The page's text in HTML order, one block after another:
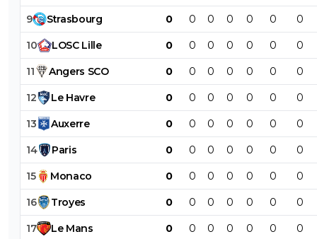
9 Strasbourg 0 0 0 0 0 0 0
10 LOSC Lille 0 0 0 0 0 0 0
11 Angers SCO 0 0 0 0 0 0 0
12 Le Havre 0 0 0 0 0 0 0
13 Auxerre 0 0 0 0 0 0 0
14 Paris 0 0 0 0 0 0 0
15 Monaco 0 0 0 0 0 0 0
16 Troyes 0 0 0 0 0 0 0
17 Le Mans 0 0 0 0 0 0 0